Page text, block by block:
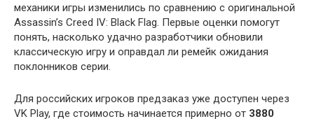
механики игры изменились по сравнению с оригинальной
Assassin’s Creed IV: Black Flag. Первые оценки помогут
понять, насколько удачно разработчики обновили
классическую игру и оправдал ли ремейк ожидания
поклонников серии.
Для российских игроков предзаказ уже доступен через
VK Play, где стоимость начинается примерно от 3880